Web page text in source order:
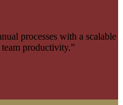
processes with a scalable
productivity.”